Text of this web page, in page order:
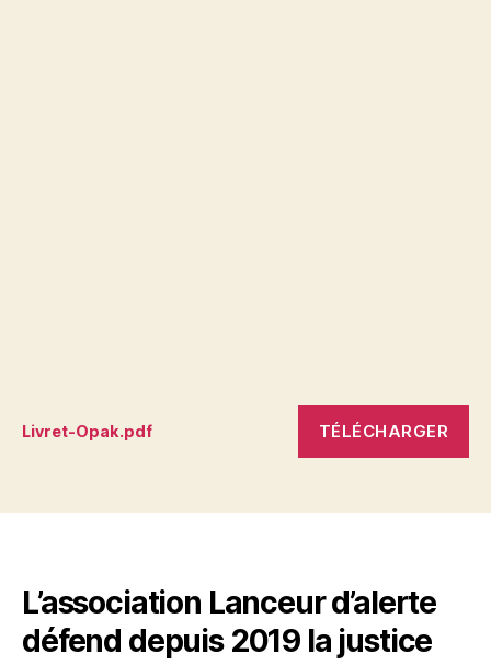
Livret-Opak.pdf TÉLÉCHARGER
L’association Lanceur d’alerte
défend depuis 2019 la justice